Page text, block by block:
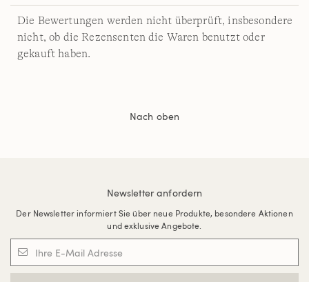
Die Bewertungen werden nicht überprüft, insbesondere
nicht, ob die Rezensenten die Waren benutzt oder
gekauft haben.
Nach oben
Newsletter anfordern
Der Newsletter informiert Sie über neue Produkte, besondere Aktionen
und exklusive Angebote.